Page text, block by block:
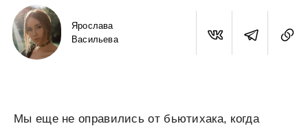
Ярослава
Васильева
Мы еще не оправились от бьютихака, когда